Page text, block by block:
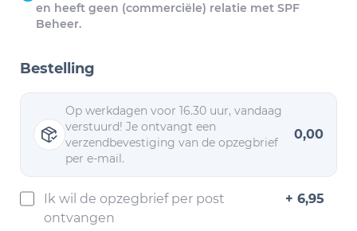
en heeft geen (commerciële) relatie met SPF
Beheer.
Bestelling
Op werkdagen voor 16.30 uur, vandaag
verstuurd! Je ontvangt een
verzendbevestiging van de opzegbrief
per e-mail.
0,00
Ik wil de opzegbrief per post
ontvangen
+ 6,95